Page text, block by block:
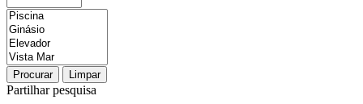
Procurar Limpar
Partilhar pesquisa